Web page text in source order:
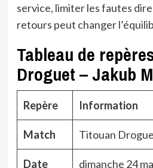
service, limiter les fautes
retours peut changer
Tableau de
Droguet – Jakub
Repère Information
Match Titouan
Date dimanche 24